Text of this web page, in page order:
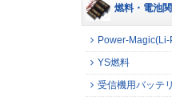
燃料・電池
Power-Magic(Li-
YS燃料
受信機用バッテ